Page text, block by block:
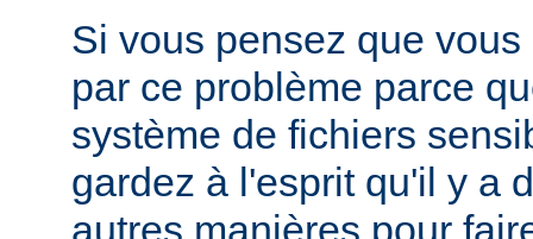
Si vous pensez que
par ce problème parce
système de fichiers
gardez à l'esprit qu'il y a
autres manières pour